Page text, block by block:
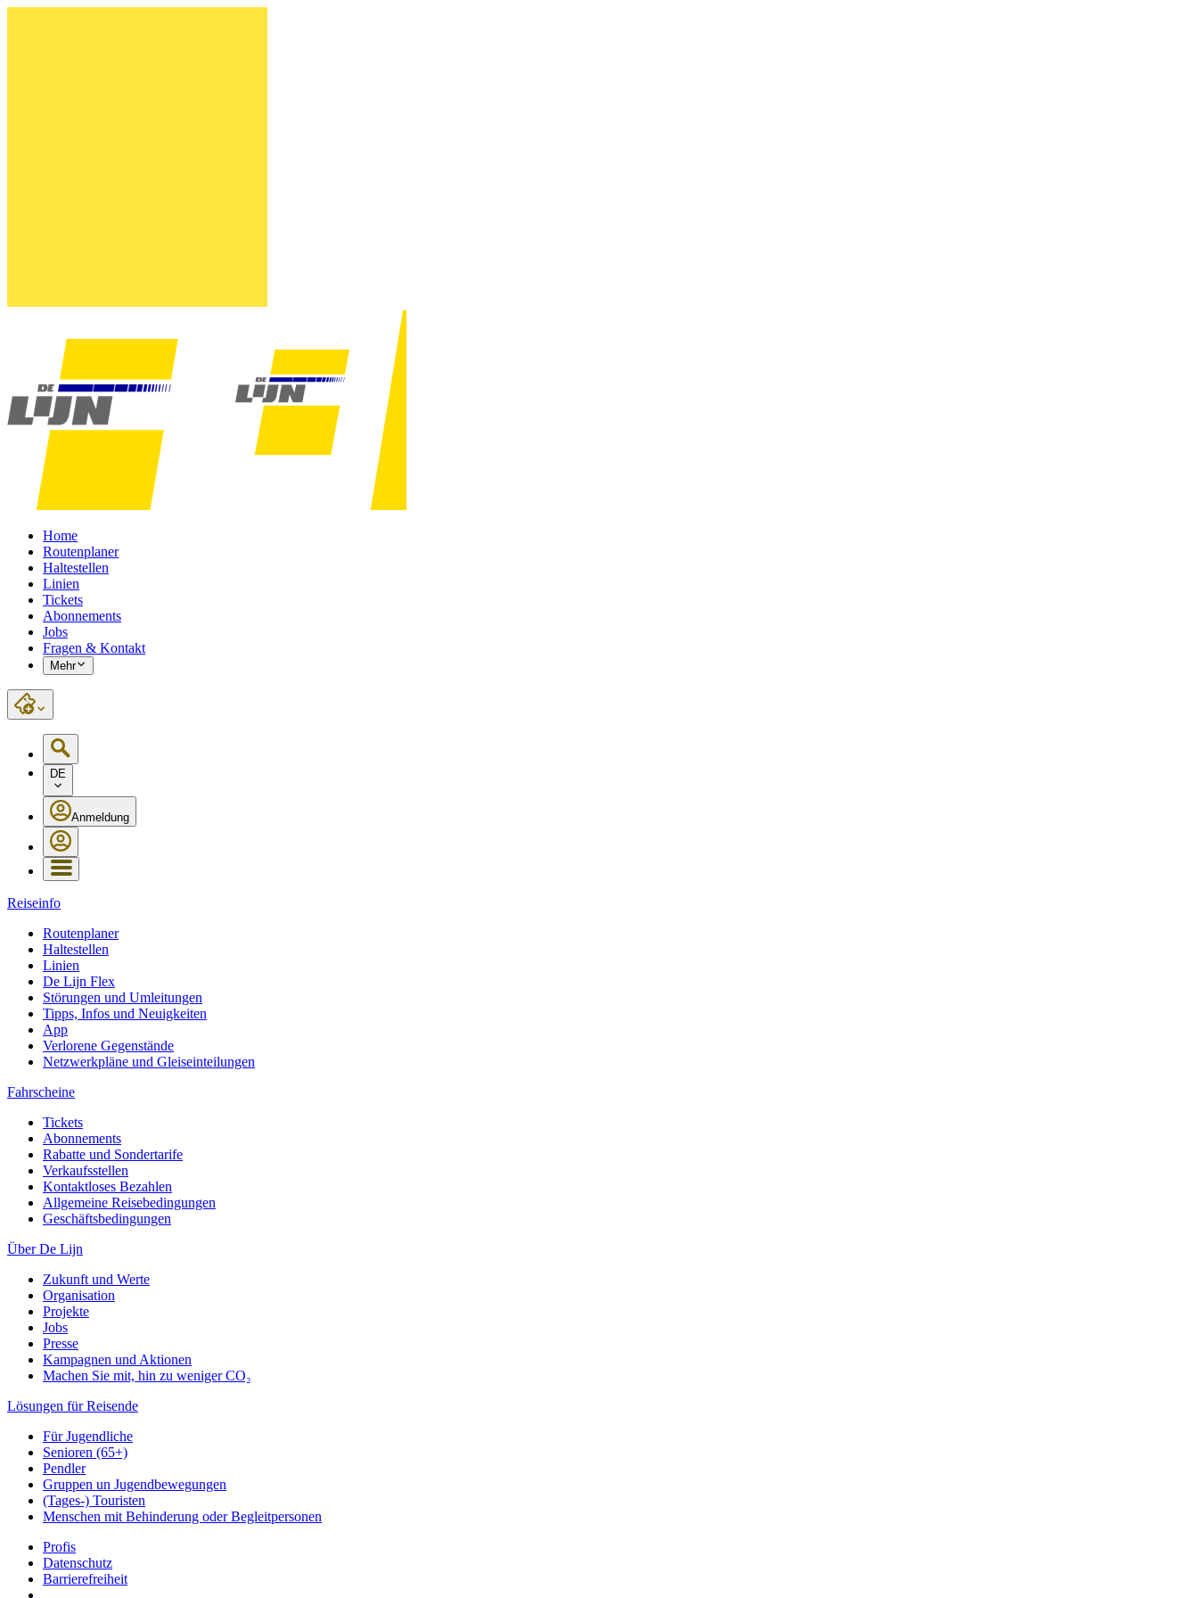
Home
Routenplaner
Haltestellen
Linien
Tickets
Abonnements
Jobs
Fragen & Kontakt
Mehr
DE
Anmeldung
Reiseinfo
Routenplaner
Haltestellen
Linien
De Lijn Flex
Störungen und Umleitungen
Tipps, Infos und Neuigkeiten
App
Verlorene Gegenstände
Netzwerkpläne und Gleiseinteilungen
Fahrscheine
Tickets
Abonnements
Rabatte und Sondertarife
Verkaufsstellen
Kontaktloses Bezahlen
Allgemeine Reisebedingungen
Geschäftsbedingungen
Über De Lijn
Zukunft und Werte
Organisation
Projekte
Jobs
Presse
Kampagnen und Aktionen
Machen Sie mit, hin zu weniger CO₂
Lösungen für Reisende
Für Jugendliche
Senioren (65+)
Pendler
Gruppen un Jugendbewegungen
(Tages-) Touristen
Menschen mit Behinderung oder Begleitpersonen
Profis
Datenschutz
Barrierefreiheit